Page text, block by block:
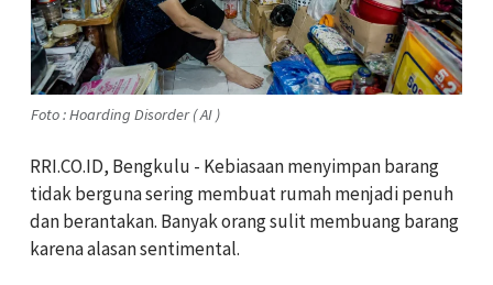
Foto : Hoarding Disorder ( AI )
RRI.CO.ID, Bengkulu - Kebiasaan menyimpan barang
tidak berguna sering membuat rumah menjadi penuh
dan berantakan. Banyak orang sulit membuang barang
karena alasan sentimental.